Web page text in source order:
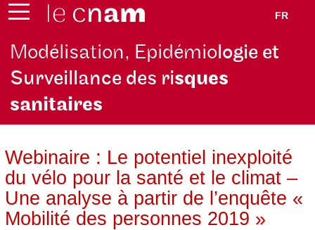
FR
Modélisation, Epidémiologie et
Surveillance des risques
sanitaires
Webinaire : Le potentiel inexploité
du vélo pour la santé et le climat –
Une analyse à partir de l’enquête «
Mobilité des personnes 2019 »